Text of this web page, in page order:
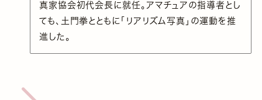
真家協会初代会長に就任。アマチュアの指導者とし
ても、土門拳とともに「リアリズム写真」の運動を推
進した。